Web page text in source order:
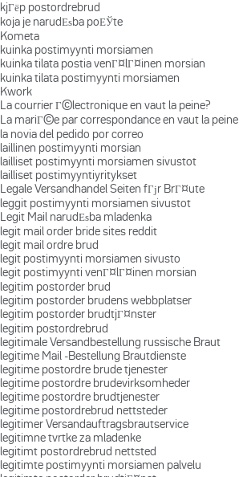
kjГёp postordrebrud
koja je narudЕѕba poЕЎte
Kometa
kuinka postimyynti morsiamen
kuinka tilata postia venГ¤lГ¤inen morsian
kuinka tilata postimyynti morsiamen
Kwork
La courrier Г©lectronique en vaut la peine?
La mariГ©e par correspondance en vaut la peine
la novia del pedido por correo
laillinen postimyynti morsian
lailliset postimyynti morsiamen sivustot
lailliset postimyyntiyritykset
Legale Versandhandel Seiten fГјr BrГ¤ute
leggit postimyynti morsiamen sivustot
Legit Mail narudЕѕba mladenka
legit mail order bride sites reddit
legit mail ordre brud
legit postimyynti morsiamen sivusto
legit postimyynti venГ¤lГ¤inen morsian
legitim postorder brud
legitim postorder brudens webbplatser
legitim postorder brudtjГ¤nster
legitim postordrebrud
legitimale Versandbestellung russische Braut
legitime Mail -Bestellung Brautdienste
legitime postordre brude tjenester
legitime postordre brudevirksomheder
legitime postordre brudtjenester
legitime postordrebrud nettsteder
legitimer Versandauftragsbrautservice
legitimne tvrtke za mladenke
legitimt postordrebrud nettsted
legitimte postimyynti morsiamen palvelu